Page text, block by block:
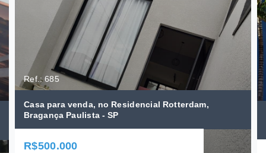
Ref.: 685
Casa para venda, no Residencial Rotterdam,
Bragança Paulista - SP
R$500.000